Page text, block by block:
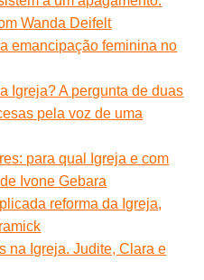
Wanda Deifelt
emancipação feminina no
Igreja? A pergunta de duas
pela voz de uma
para qual Igreja e com
Ivone Gebara
reforma da Igreja,
na Igreja. Judite, Clara e